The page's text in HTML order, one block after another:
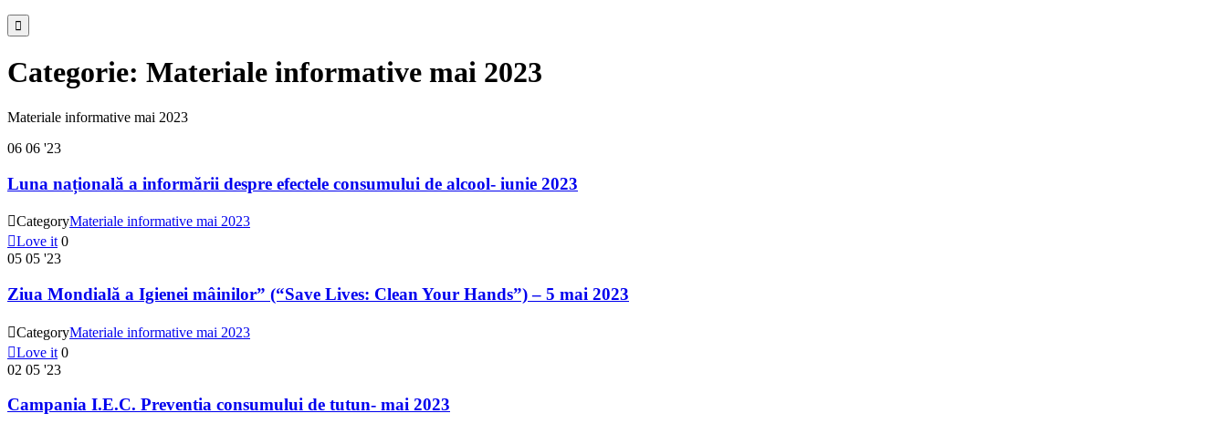

Categorie: Materiale informative mai 2023
Materiale informative mai 2023
06 06 '23
Luna națională a informării despre efectele consumului de alcool- iunie 2023
CategoryMateriale informative mai 2023
Love it 0
05 05 '23
Ziua Mondială a Igienei mâinilor” (“Save Lives: Clean Your Hands”) – 5 mai 2023
CategoryMateriale informative mai 2023
Love it 0
02 05 '23
Campania I.E.C. Preventia consumului de tutun- mai 2023